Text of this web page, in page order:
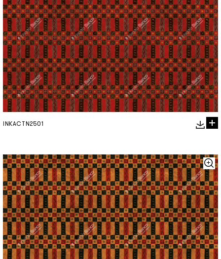
INKACTN2501